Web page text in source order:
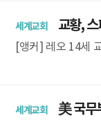
세계교회교황, 스
[앵커] 레오 14세
페인 방문 동안
세계교회美 국무